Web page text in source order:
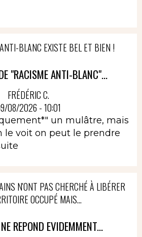
BLANC EXISTE BEL ET BIEN !
"RACISME ANTI-BLANC"...
FRÉDÉRIC C.
08/2026 - 10:01
un mulâtre, mais
le voit on peut le prendre
N'ONT PAS CHERCHÉ À LIBÉRER
OCCUPÉ MAIS...
REPOND EVIDEMMENT...